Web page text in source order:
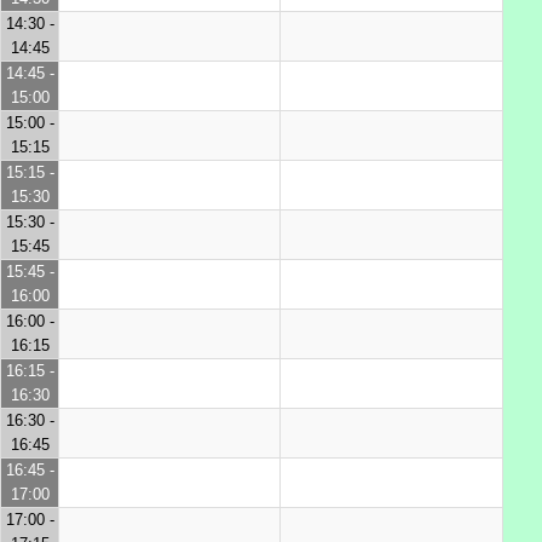
14:30 -
14:45
14:45 -
15:00
15:00 -
15:15
15:15 -
15:30
15:30 -
15:45
15:45 -
16:00
16:00 -
16:15
16:15 -
16:30
16:30 -
16:45
16:45 -
17:00
17:00 -